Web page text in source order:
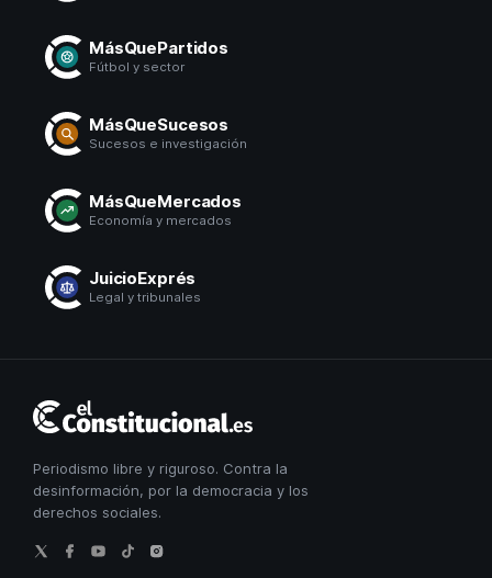
MásQuePartidos
Fútbol y sector
MásQueSucesos
Sucesos e investigación
MásQueMercados
Economía y mercados
JuicioExprés
Legal y tribunales
Constitucional
Periodismo libre y riguroso. Contra la
desinformación, por la democracia y los
derechos sociales.